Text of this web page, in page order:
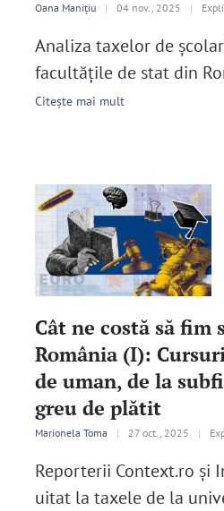
Oana Manițiu | 04 nov., 2025 |
Analiza taxelor de
facultăţile de stat din
Citește mai mult
Cât ne costă să
România (I):
de uman, de la
greu de plătit
Marionela Toma | 27 oct., 2025 |
Reporterii Context.ro și
uitat la taxele de la